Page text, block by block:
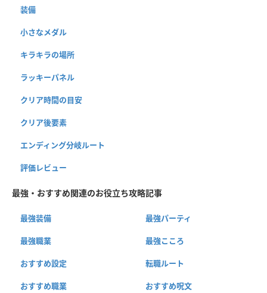
装備
小さなメダル
キラキラの場所
ラッキーパネル
クリア時間の目安
クリア後要素
エンディング分岐ルート
評価レビュー
最強・おすすめ関連のお役立ち攻略記事
最強装備 最強パーティ
最強職業 最強こころ
おすすめ設定 転職ルート
おすすめ職業 おすすめ呪文